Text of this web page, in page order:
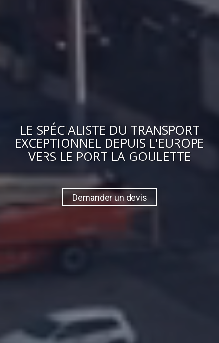
LE SPÉCIALISTE DU TRANSPORT
EXCEPTIONNEL DEPUIS L'EUROPE
VERS LE PORT LA GOULETTE
Demander un devis